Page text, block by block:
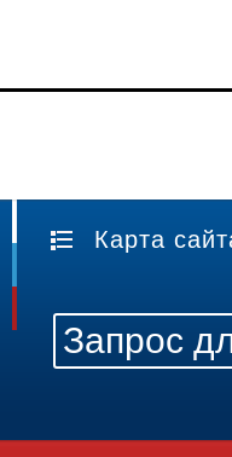
Карта